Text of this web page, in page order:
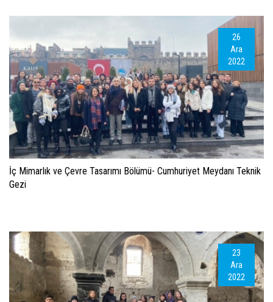
26
Ara
2022
İç Mimarlık ve Çevre Tasarımı Bölümü- Cumhuriyet Meydanı Teknik
Gezi
23
Ara
2022